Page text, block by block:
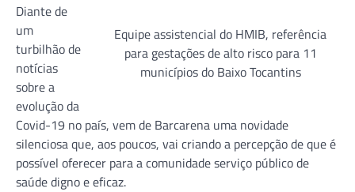
Equipe assistencial do HMIB, referência
para gestações de alto risco para 11
municípios do Baixo Tocantins
Diante de
um
turbilhão de
notícias
sobre a
evolução da
Covid-19 no país, vem de Barcarena uma novidade
silenciosa que, aos poucos, vai criando a percepção de que é
possível oferecer para a comunidade serviço público de
saúde digno e eficaz.